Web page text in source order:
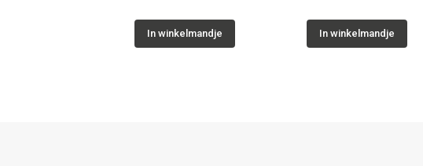
In winkelmandje In winkelmandje